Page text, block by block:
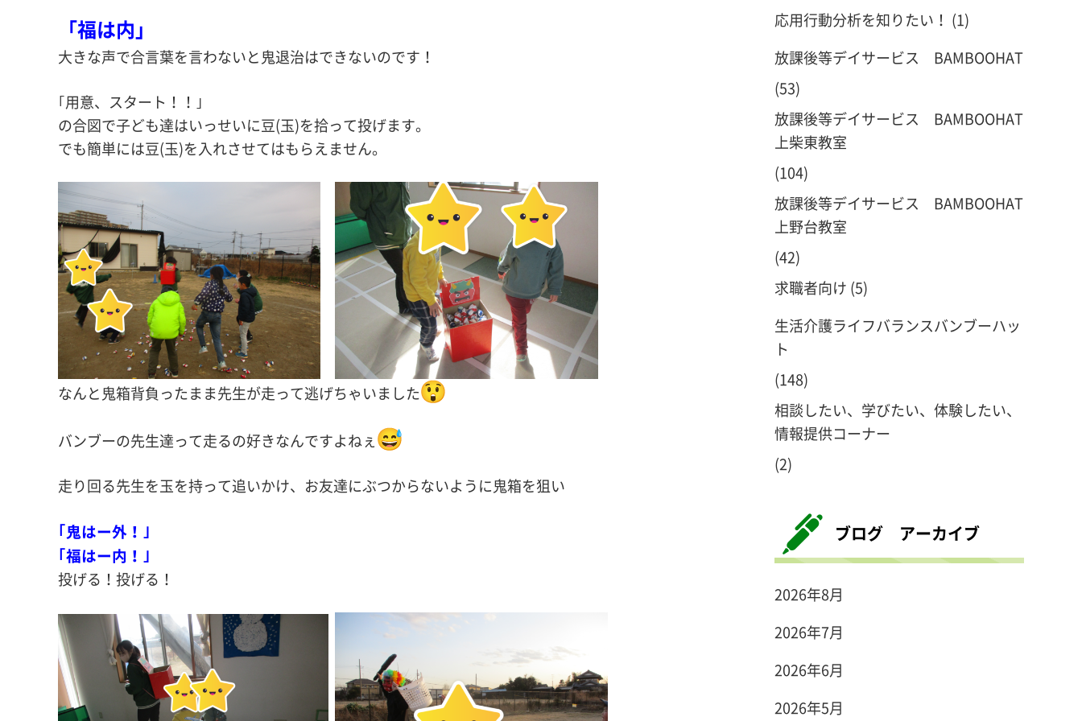
「福は内」
大きな声で合言葉を言わないと鬼退治はできないのです！
｢用意、スタート！！｣
の合図で子ども達はいっせいに豆(玉)を拾って投げます。
でも簡単には豆(玉)を入れさせてはもらえません。
なんと鬼箱背負ったまま先生が走って逃げちゃいました
バンブーの先生達って走るの好きなんですよねぇ
走り回る先生を玉を持って追いかけ、お友達にぶつからないように鬼箱を狙い
｢鬼はー外！｣
｢福はー内！｣
投げる！投げる！
応用行動分析を知りたい！ (1)
放課後等デイサービス BAMBOOHAT
(53)
放課後等デイサービス BAMBOOHAT
上柴東教室
(104)
放課後等デイサービス BAMBOOHAT
上野台教室
(42)
求職者向け (5)
生活介護ライフバランスバンブーハッ
ト
(148)
相談したい、学びたい、体験したい、
情報提供コーナー
(2)
ブログ アーカイブ
2026年8月
2026年7月
2026年6月
2026年5月